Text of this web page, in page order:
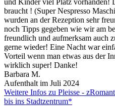
und Kinder viel Platz vorhanden!
braucht ! (Super Nespresso
wurden an der Rezeption sehr
noch Tipps gegeben wie wir am
freundlich und aufmerksam auch
gerne wieder! Eine Nacht war
Vorteil wenn man etwas aus der
wirklich super! Danke!
Barbara M.
Aufenthalt im Juli 2024
Weitere Infos zu Pleisse -
bis ins Stadtzentrum*